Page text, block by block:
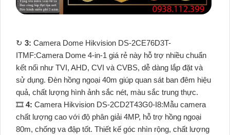
↻ 3: Camera Dome Hikvision DS-2CE76D3T-
ITMF:Camera Dome 4-in-1 giá rẻ này hỗ trợ nhiều chuẩn
kết nối như TVI, AHD, CVI và CVBS, dễ dàng lắp đặt và
sử dụng. Đèn hồng ngoại 40m giúp quan sát ban đêm hiệu
quả, chất lượng hình ảnh sắc nét, màu sắc trung thực.
🎞 4: Camera Hikvision DS-2CD2T43G0-I8:Mẫu camera
chất lượng cao với độ phân giải 4MP, hỗ trợ hồng ngoại
80m, chống va đập tốt. Thiết kế góc nhìn rộng, chất lượng